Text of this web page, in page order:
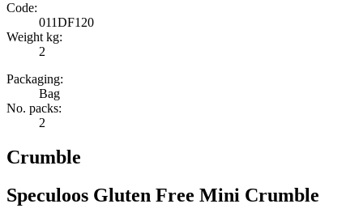
Code:
011DF120
Weight kg:
2
Packaging:
Bag
No. packs:
2
Crumble
Speculoos Gluten Free Mini Crumble